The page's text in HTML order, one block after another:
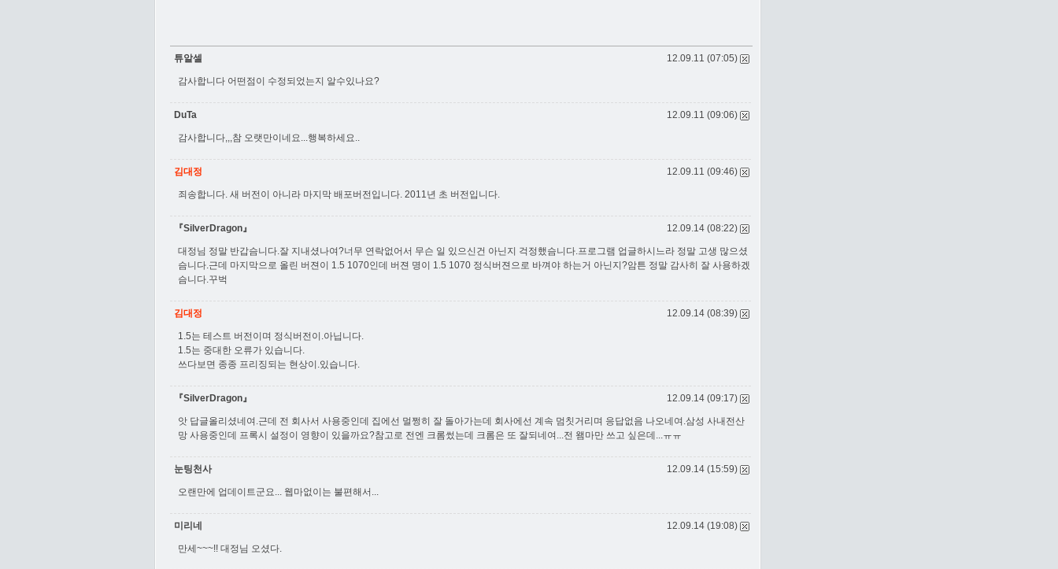
튜알셀 12.09.11 (07:05)
감사합니다 어떤점이 수정되었는지 알수있나요?
DuTa 12.09.11 (09:06)
감사합니다,,,참 오랫만이네요...행복하세요..
김대정 12.09.11 (09:46)
죄송합니다. 새 버전이 아니라 마지막 배포버전입니다. 2011년 초 버전입니다.
『SilverDragon』 12.09.14 (08:22)
대정님 정말 반갑슴니다.잘 지내셨나여?너무 연락없어서 무슨 일 있으신건 아닌지 걱정했슴니다.프로그램 업글하시느라 정말 고생 많으셨
슴니다.근데 마지막으로 올린 버젼이 1.5 1070인데 버젼 명이 1.5 1070 정식버젼으로 바껴야 하는거 아닌지?암튼 정말 감사히 잘 사용하겠
슴니다.꾸벅
김대정 12.09.14 (08:39)
1.5는 테스트 버전이며 정식버전이.아닙니다.
1.5는 중대한 오류가 있습니다.
쓰다보면 종종 프리징되는 현상이.있습니다.
『SilverDragon』 12.09.14 (09:17)
앗 답글올리셨네여.근데 전 회사서 사용중인데 집에선 멀쩡히 잘 돌아가는데 회사에선 계속 멈칫거리며 응답없음 나오네여.삼성 사내전산
망 사용중인데 프록시 설정이 영향이 있을까요?참고로 전엔 크롬썼는데 크롬은 또 잘되네여...전 왬마만 쓰고 싶은데...ㅠㅠ
눈팅천사 12.09.14 (15:59)
오랜만에 업데이트군요... 웹마없이는 불편해서...
미리네 12.09.14 (19:08)
만세~~~!! 대정님 오셨다.